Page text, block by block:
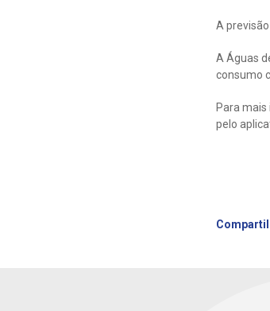
A
A Águas
consumo
Para
pelo